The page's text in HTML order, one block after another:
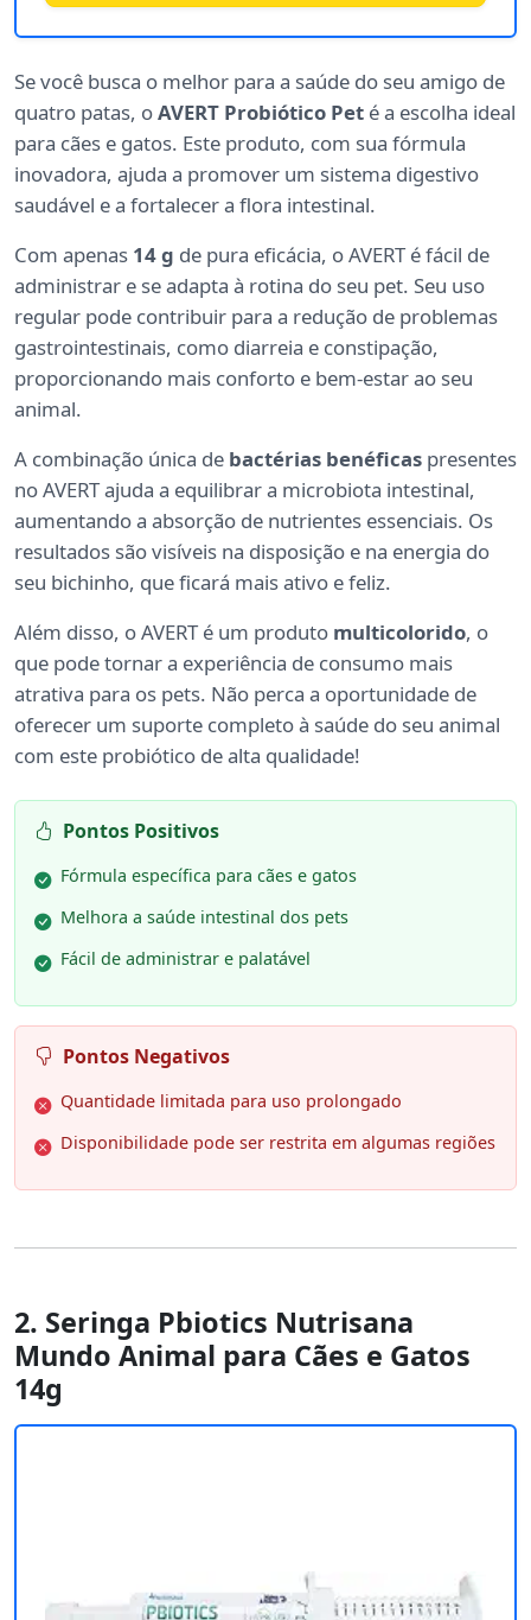
Se você busca o melhor para a saúde do seu amigo de
quatro patas, oAVERT Probiótico Pet é a escolha ideal
para cães e gatos. Este produto, com sua fórmula
inovadora, ajuda a promover um sistema digestivo
saudável e a fortalecer a flora intestinal.
Com apenas 14 g de pura eficácia, o AVERT é fácil de
administrar e se adapta à rotina do seu pet. Seu uso
regular pode contribuir para a redução de problemas
gastrointestinais, como diarreia e constipação,
proporcionando mais conforto e bem-estar ao seu
animal.
A combinação única de bactérias benéficas presentes
no AVERT ajuda a equilibrar a microbiota intestinal,
aumentando a absorção de nutrientes essenciais. Os
resultados são visíveis na disposição e na energia do
seu bichinho, que ficará mais ativo e feliz.
Além disso, o AVERT é um produto multicolorido, o
que pode tornar a experiência de consumo mais
atrativa para os pets. Não perca a oportunidade de
oferecer um suporte completo à saúde do seu animal
com este probiótico de alta qualidade!
Pontos Positivos
Fórmula específica para cães e gatos
Melhora a saúde intestinal dos pets
Fácil de administrar e palatável
Pontos Negativos
Quantidade limitada para uso prolongado
Disponibilidade pode ser restrita em algumas regiões
2. Seringa Pbiotics Nutrisana
Mundo Animal para Cães e Gatos
14g